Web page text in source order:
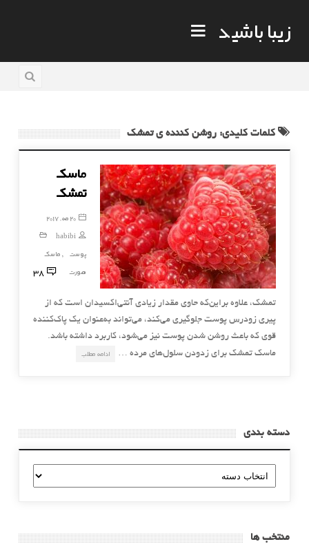
زیبا باشید
کلمات کلیدی: روشن کننده ی تمشک
ماسک
تمشک
20 مه, 2017
habibi
پوست
, ماسک
صورت
38
تمشک، علاوه براین‌که حاوی مقدار زیادی آنتی‌اکسیدان است که از
پیری زودرس پوست جلوگیری می‌کند، می‌تواند به‌عنوان یک پاک‌کننده
قوی که باعث روشن شدن پوست نیز می‌شود، کاربرد داشته باشد.
ماسک تمشک برای زدودن سلول‌های مرده …
ادامه مطلب
دسته بندی
دسته
بندی
منتخب ها